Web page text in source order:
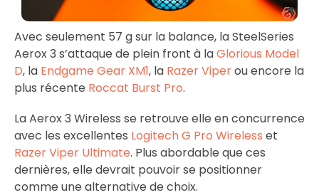
Avec seulement 57 g sur la balance, la SteelSeries
Aerox 3 s’attaque de plein front à laGlorious Model
D, la Endgame Gear XM1, la Razer Viperou encore la
plus récente Roccat Burst Pro.
La Aerox 3 Wireless se retrouve elle en concurrence
avec les excellentes Logitech G Pro Wireless et
Razer Viper Ultimate. Plus abordable que ces
dernières, elle devrait pouvoir se positionner
comme une alternative de choix.